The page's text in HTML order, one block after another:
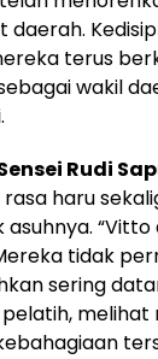
daerah.
terus
wakil
Rudi
haru
“Vitto
tidak
sering
pelatih,